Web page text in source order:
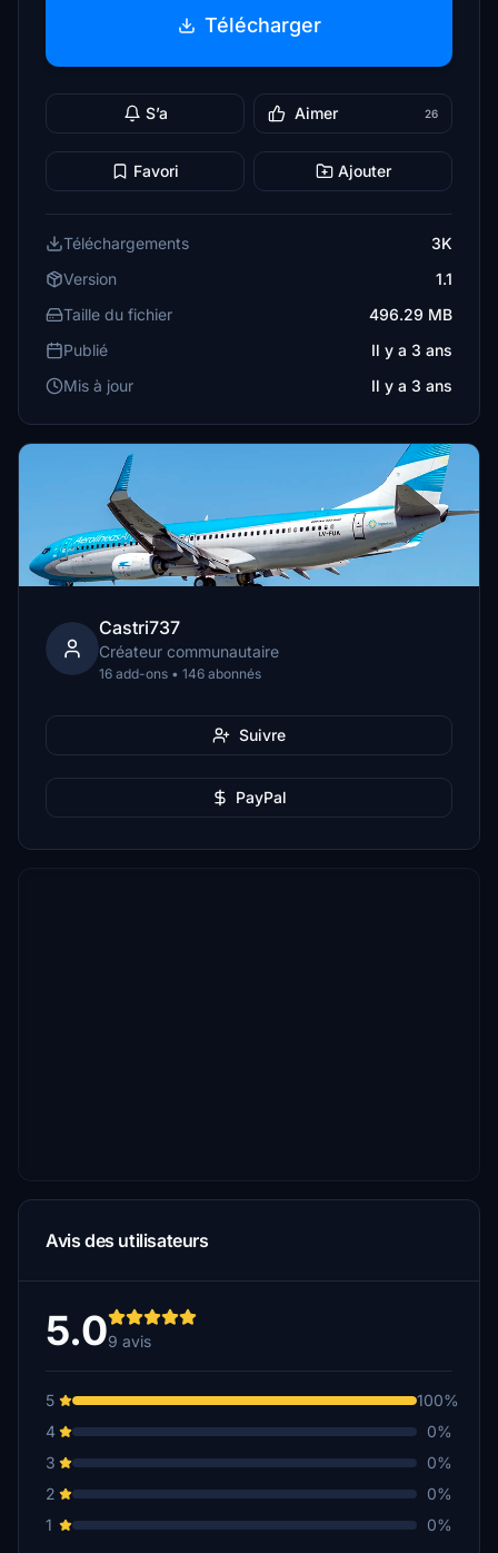
Télécharger
S’a Aimer 26
Favori Ajouter
Téléchargements
3K
Version
1.1
Taille du fichier
496.29 MB
Publié
Il y a 3 ans
Mis à jour
Il y a 3 ans
Castri737
Créateur communautaire
16 add-ons • 146 abonnés
Suivre
PayPal
Avis des utilisateurs
5.09 avis
5
100%
4
0%
3
0%
2
0%
1
0%